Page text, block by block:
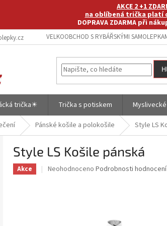
AKCE 2 +1
na oblíbená trička platí
DOPRAVA ZDARMA při
VELKOOBCHOD S RYBÁŘSKÝMI
trička☀ Trička s potiskem
Pánské košile a polokošile Style LS
Style LS Košile pánská
Akce
Průměrné
Neohodnoceno Podrobnosti hodnocení